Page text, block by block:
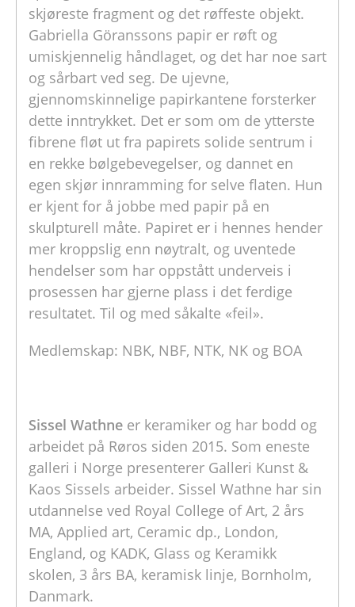
skjøreste fragment og det røffeste objekt.
Gabriella Göranssons papir er røft og
umiskjennelig håndlaget, og det har noe sart
og sårbart ved seg. De ujevne,
gjennomskinnelige papirkantene forsterker
dette inntrykket. Det er som om de ytterste
fibrene fløt ut fra papirets solide sentrum i
en rekke bølgebevegelser, og dannet en
egen skjør innramming for selve flaten. Hun
er kjent for å jobbe med papir på en
skulpturell måte. Papiret er i hennes hender
mer kroppslig enn nøytralt, og uventede
hendelser som har oppstått underveis i
prosessen har gjerne plass i det ferdige
resultatet. Til og med såkalte «feil».
Medlemskap: NBK, NBF, NTK, NK og BOA
Sissel Wathne er keramiker og har bodd og
arbeidet på Røros siden 2015. Som eneste
galleri i Norge presenterer Galleri Kunst &
Kaos Sissels arbeider. Sissel Wathne har sin
utdannelse ved Royal College of Art, 2 års
MA, Applied art, Ceramic dp., London,
England, og KADK, Glass og Keramikk
skolen, 3 års BA, keramisk linje, Bornholm,
Danmark.